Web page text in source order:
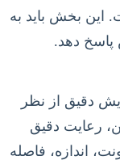
بخش باید به
دهد.
دقیق از نظر
رعایت دقیق
اندازه، فاصله